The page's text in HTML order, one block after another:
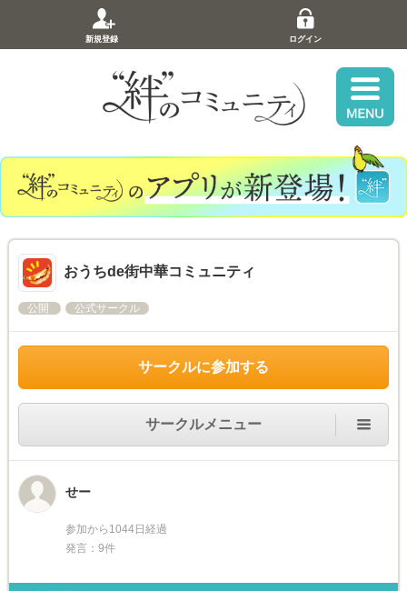
新規登録 ログイン
おうちde街中華コミュニティ
公開 公式サークル
サークルに参加する
サークルメニュー
せー
参加から1044日経過
発言：9件